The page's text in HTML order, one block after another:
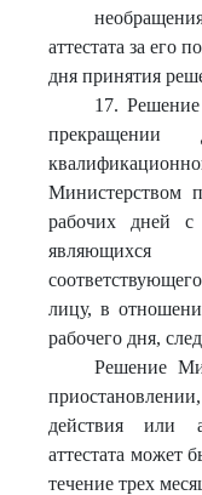
аттестата за его
дня принятия
17.
прекращении
Министерством
рабочих дней с
являющихся
лицу, в
рабочего дня,
Решение
действия или
аттестата может
течение трех